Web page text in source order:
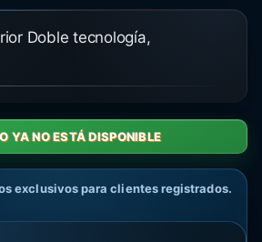
Doble tecnología,
YA NO ESTÁ DISPONIBLE
exclusivos para clientes registrados.